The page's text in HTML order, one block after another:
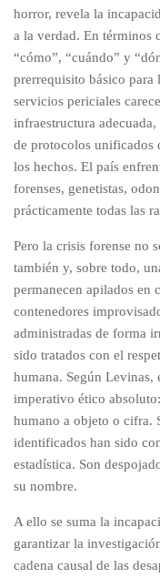
horror, revela la
a la verdad. En términos
“cómo”, “cuándo” y
prerrequisito básico
servicios periciales
infraestructura
de protocolos unificados
los hechos. El país
forenses, genetistas,
prácticamente todas las
Pero la crisis forense no
también y, sobre todo,
permanecen apilados en
contenedores
administradas de forma
sido tratados con el
humana. Según
imperativo ético
humano a objeto o cifra.
identificados han sido
estadística. Son
su nombre.
A ello se suma la
garantizar la
cadena causal de las